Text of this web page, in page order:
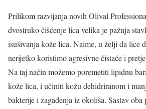
Prilikom razvijanja novih Olival
dvostruko čišćenje lica velika je pažnja
isušivanja kože lica. Naime, u želji da lice
nerijetko koristimo agresivne čistače i
Na taj način možemo poremetiti lipidnu
kože lica, i učiniti kožu dehidriranom i
bakterije i zagađenja iz okoliša. Sastav oba